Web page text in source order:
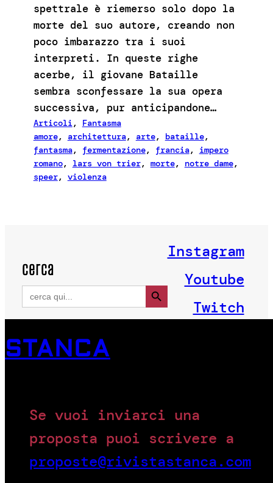
spettrale è riemerso solo dopo la
morte del suo autore, creando non
poco imbarazzo tra i suoi
interpreti. In queste righe
acerbe, il giovane Bataille
sembra sconfessare la sua opera
successiva, pur anticipandone…
Articoli, Fantasma
amore, architettura, arte, bataille
fantasma, fermentazione, francia, impero
romano, lars von trier, morte, notre dame
speer, violenza
cerca
Search
for:
Search Button
Instagram
Youtube
Twitch
STANCA
Se vuoi inviarci una
proposta puoi scrivere a
proposte@rivistastanca.com